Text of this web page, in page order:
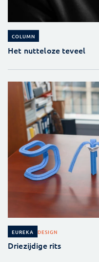
COLUMN
Het nutteloze teveel
EUREKA DESIGN
Driezijdige rits